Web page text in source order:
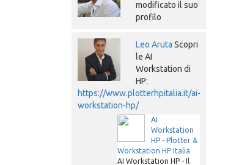
modificato il suo
profilo
Leo Aruta Scopri
le AI
Workstation di
HP:
https://www.plotterhpitalia.it/ai-
workstation-hp/
AI
Workstation
HP - Plotter &
Workstation HP Italia
AI Workstation HP - Il